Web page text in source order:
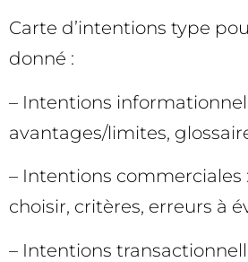
Carte d’intentions type
donné :
– Intentions
avantages/limites,
– Intentions
choisir, critères, erreurs à
– Intentions